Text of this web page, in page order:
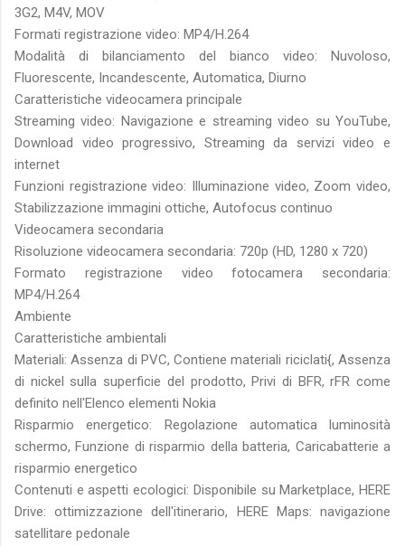
3G2, M4V, MOV
Formati registrazione video: MP4/H.264
Modalità di bilanciamento del bianco video: Nuvoloso,
Fluorescente, Incandescente, Automatica, Diurno
Caratteristiche videocamera principale
Streaming video: Navigazione e streaming video su YouTube,
Download video progressivo, Streaming da servizi video e
internet
Funzioni registrazione video: Illuminazione video, Zoom video,
Stabilizzazione immagini ottiche, Autofocus continuo
Videocamera secondaria
Risoluzione videocamera secondaria: 720p (HD, 1280 x 720)
Formato registrazione video fotocamera secondaria:
MP4/H.264
Ambiente
Caratteristiche ambientali
Materiali: Assenza di PVC, Contiene materiali riciclati{, Assenza
di nickel sulla superficie del prodotto, Privi di BFR, rFR come
definito nell'Elenco elementi Nokia
Risparmio energetico: Regolazione automatica luminosità
schermo, Funzione di risparmio della batteria, Caricabatterie a
risparmio energetico
Contenuti e aspetti ecologici: Disponibile su Marketplace, HERE
Drive: ottimizzazione dell'itinerario, HERE Maps: navigazione
satellitare pedonale